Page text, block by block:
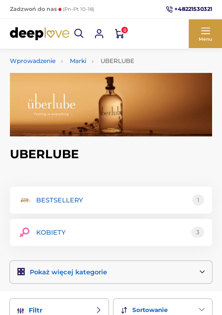
Zadzwoń do nas (Pn-Pt 10-18) +48221530321
0
Menu
Wprowadzenie Marki UBERLUBE
UBERLUBE
BESTSELLERY 1
KOBIETY 3
Pokaż więcej kategorie
Filtr Sortowanie